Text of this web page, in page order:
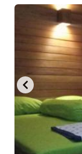
mark
key
to
get
the